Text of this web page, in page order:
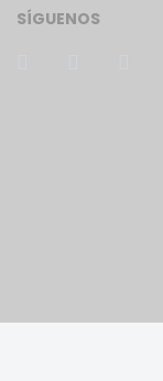
SÍGUENOS